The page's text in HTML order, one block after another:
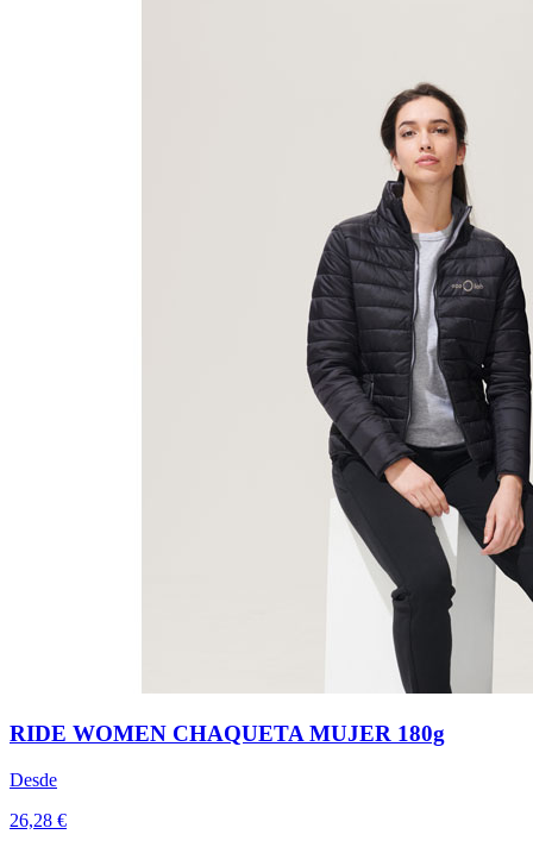
RIDE WOMEN CHAQUETA MUJER 180g
Desde
26,28 €